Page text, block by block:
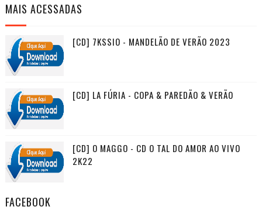
MAIS ACESSADAS
[CD] 7KSSIO - MANDELÃO DE VERÃO 2023
[CD] LA FÚRIA - COPA & PAREDÃO & VERÃO
[CD] O MAGGO - CD O TAL DO AMOR AO VIVO
2K22
FACEBOOK